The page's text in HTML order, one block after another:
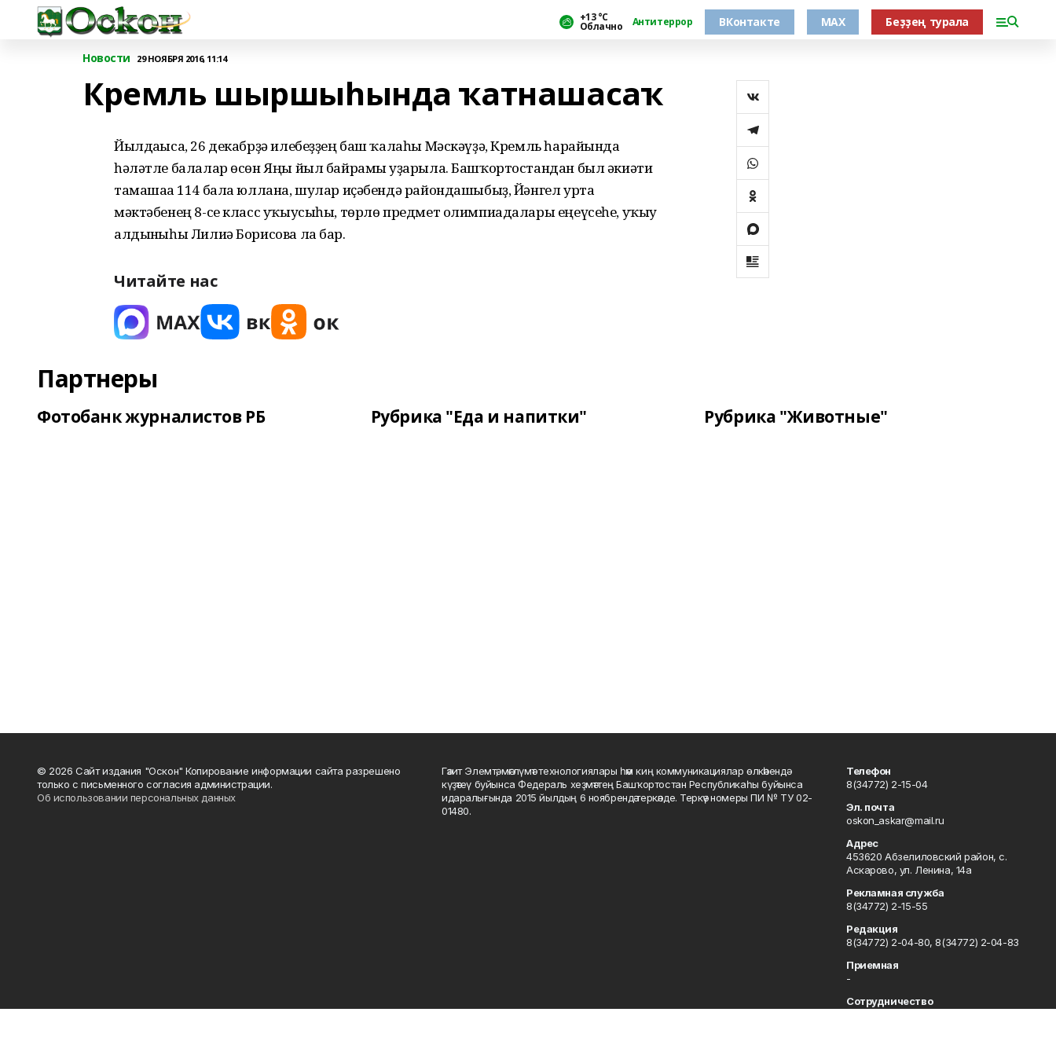
+13 °С
Облачно Антитеррор ВКонтакте MAX Беҙҙең турала
Новости 29 НОЯБРЯ 2016, 11:14
Кремль шыршыһында ҡатнашасаҡ
Йылдағыса, 26 декабрҙә илебеҙҙең баш ҡалаһы Мәскәүҙә, Кремль һарайында
һәләтле балалар өсөн Яңы йыл байрамы уҙғарыла. Башҡортостандан был әкиәти
тамашаға 114 бала юллана, шулар иҫәбендә райондашыбыҙ, Йәнгел урта
мәктәбенең 8-се класс уҡыусыһы, төрлө предмет олимпиадалары еңеүсеһе, уҡыу
алдынғыһы Лилиә Борисова ла бар.
Читайте нас
Партнеры
Фотобанк журналистов РБ Рубрика "Еда и напитки" Рубрика "Животные"
© 2026 Сайт издания "Оскон" Копирование информации сайта разрешено
только с письменного согласия администрации.
Об использовании персональных данных
Гәзит Элемтә, мәғлүмәт технологиялары һәм киң коммуникациялар өлкәһендә
күҙәтеү буйынса Федераль хеҙмәттең Башҡортостан Республикаһы буйынса
идаралығында 2015 йылдың 6 ноябрендә теркәлде. Теркәү номеры ПИ № ТУ 02-
01480.
Телефон
8(34772) 2-15-04
Эл. почта
oskon_askar@mail.ru
Адрес
453620 Абзелиловский район, с.
Аскарово, ул. Ленина, 14а
Рекламная служба
8(34772) 2-15-55
Редакция
8(34772) 2-04-80, 8(34772) 2-04-83
Приемная
-
Сотрудничество